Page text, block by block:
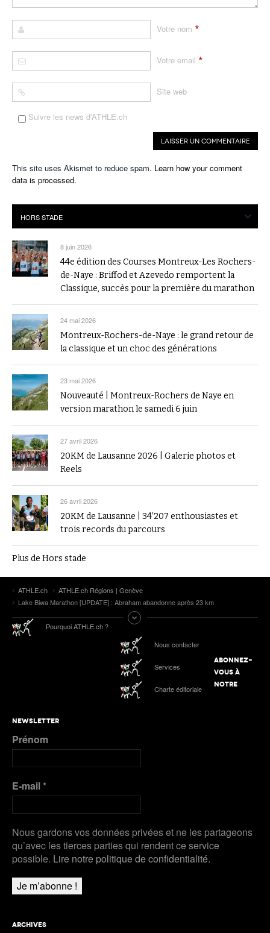
Votre nom *
Votre email *
Site web
Suivre les news d'ATHLE.ch
This site uses Akismet to reduce spam. Learn how your comment
data is processed.
8 juin 2026
44e édition des Courses Montreux-Les Rochers-
de-Naye : Briffod et Azevedo remportent la
Classique, succès pour la première du marathon
24 mai 2026
Montreux-Rochers-de-Naye : le grand retour de
la classique et un choc des générations
23 mai 2026
Nouveauté | Montreux-Rochers de Naye en
version marathon le samedi 6 juin
27 avril 2026
20KM de Lausanne 2026 | Galerie photos et
Reels
26 avril 2026
20KM de Lausanne | 34’207 enthousiastes et
trois records du parcours
Plus de Hors stade
ATHLE.ch
ATHLE.ch Régions | Genève
Lake Biwa Marathon [UPDATE] : Abraham abandonne après 23 km
Pourquoi ATHLE.ch ?
Nous contacter
Services
Charte éditoriale
ABONNEZ-
VOUS À
NOTRE
NEWSLETTER
Prénom
E-mail*
Nous gardons vos données privées et ne les partageons
qu’avec les tierces parties qui rendent ce service
possible. Lire notre politique de confidentialité.
ARCHIVES